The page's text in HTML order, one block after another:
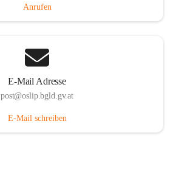
Anrufen
E-Mail Adresse
post@oslip.bgld.gv.at
E-Mail schreiben